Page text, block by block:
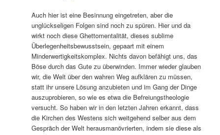
Auch hier ist eine Besinnung eingetreten, aber die
unglückseligen Folgen sind noch zu spüren. Hier und da
wirkt noch diese Ghettomentalität, dieses sublime
Überlegenheitsbewusstsein, gepaart mit einem
Minderwertigkeitskomplex. Nichts davon befähigt uns, das
Böse durch das Gute zu überwinden. Immer wieder glauben
wir, die Welt über den wahren Weg aufklären zu müssen,
statt ihr unsere Lösung anzubieten und im Gang der Dinge
auszuprobieren, so wie es etwa die Befreiungstheologie
versucht. So haben wir in den letzten Jahren erkannt, dass
die Kirchen des Westens sich weitgehend selber aus dem
Gespräch der Welt herausmanövrierten, indem sie diese als